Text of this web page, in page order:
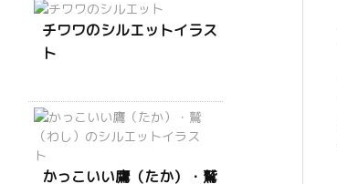
チワワのシルエットイラス
ト
かっこいい鷹（たか）・鷲